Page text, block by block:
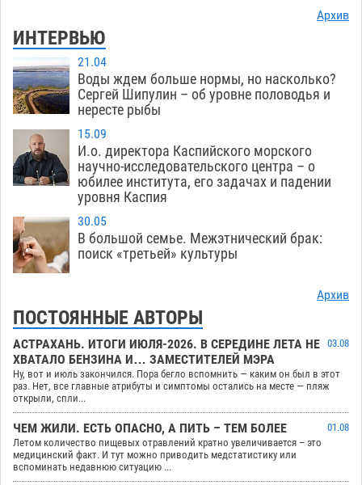
Архив
ИНТЕРВЬЮ
21.04
Воды ждем больше нормы, но насколько?
Сергей Шипулин – об уровне половодья и
нересте рыбы
15.09
И.о. директора Каспийского морского
научно-исследовательского центра – о
юбилее института, его задачах и падении
уровня Каспия
30.05
В большой семье. Межэтнический брак:
поиск «третьей» культуры
Архив
ПОСТОЯННЫЕ АВТОРЫ
АСТРАХАНЬ. ИТОГИ ИЮЛЯ-2026. В СЕРЕДИНЕ ЛЕТА НЕ
ХВАТАЛО БЕНЗИНА И… ЗАМЕСТИТЕЛЕЙ МЭРА
03.08
Ну, вот и июль закончился. Пора бегло вспомнить — каким он был в этот
раз. Нет, все главные атрибуты и симптомы остались на месте — пляж
открыли, спли...
ЧЕМ ЖИЛИ. ЕСТЬ ОПАСНО, А ПИТЬ – ТЕМ БОЛЕЕ
01.08
Летом количество пищевых отравлений кратно увеличивается – это
медицинский факт. И тут можно приводить медстатистику или
вспоминать недавнюю ситуацию ...